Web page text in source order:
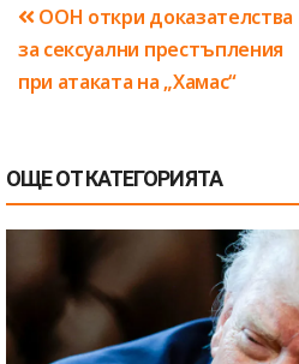
Навигация
ООН откри доказателства
за сексуални престъпления
при атаката на „Хамас“
ОЩЕ ОТ КАТЕГОРИЯТА